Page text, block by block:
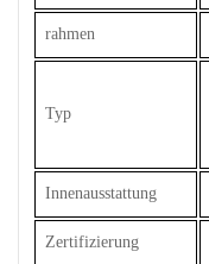
rahmen
Typ
Innenausstattung
Zertifizierung